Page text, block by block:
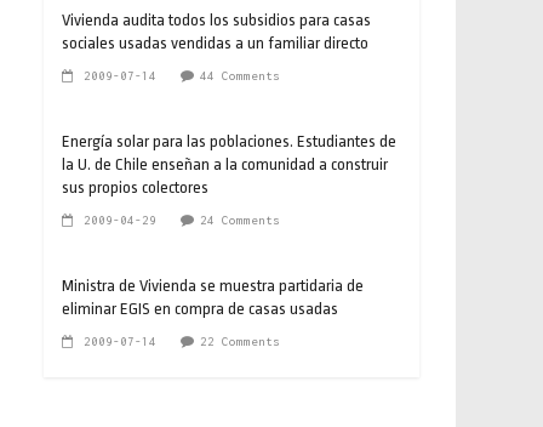
Vivienda audita todos los subsidios para casas
sociales usadas vendidas a un familiar directo
2009-07-14 44 Comments
Energía solar para las poblaciones. Estudiantes de
la U. de Chile enseñan a la comunidad a construir
sus propios colectores
2009-04-29 24 Comments
Ministra de Vivienda se muestra partidaria de
eliminar EGIS en compra de casas usadas
2009-07-14 22 Comments